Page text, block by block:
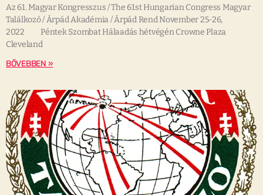
Az 61. Magyar Kongresszus / The 61st Hungarian Congress Magyar
Találkozó / Árpád Akadémia / Árpád Rend November 25-26,
2022 Péntek Szombat Hálaadás hétvégén Crowne Plaza
Cleveland
BŐVEBBEN »